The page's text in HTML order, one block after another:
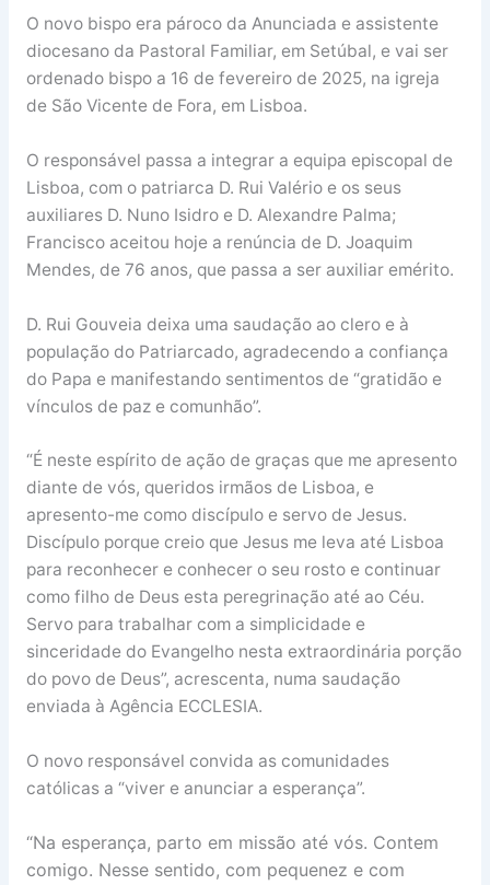
O novo bispo era pároco da Anunciada e assistente
diocesano da Pastoral Familiar, em Setúbal, e vai ser
ordenado bispo a 16 de fevereiro de 2025, na igreja
de São Vicente de Fora, em Lisboa.
O responsável passa a integrar a equipa episcopal de
Lisboa, com o patriarca D. Rui Valério e os seus
auxiliares D. Nuno Isidro e D. Alexandre Palma;
Francisco aceitou hoje a renúncia de D. Joaquim
Mendes, de 76 anos, que passa a ser auxiliar emérito.
D. Rui Gouveia deixa uma saudação ao clero e à
população do Patriarcado, agradecendo a confiança
do Papa e manifestando sentimentos de “gratidão e
vínculos de paz e comunhão”.
“É neste espírito de ação de graças que me apresento
diante de vós, queridos irmãos de Lisboa, e
apresento-me como discípulo e servo de Jesus.
Discípulo porque creio que Jesus me leva até Lisboa
para reconhecer e conhecer o seu rosto e continuar
como filho de Deus esta peregrinação até ao Céu.
Servo para trabalhar com a simplicidade e
sinceridade do Evangelho nesta extraordinária porção
do povo de Deus”, acrescenta, numa saudação
enviada à Agência ECCLESIA.
O novo responsável convida as comunidades
católicas a “viver e anunciar a esperança”.
“Na esperança, parto em missão até vós. Contem
comigo. Nesse sentido, com pequenez e com